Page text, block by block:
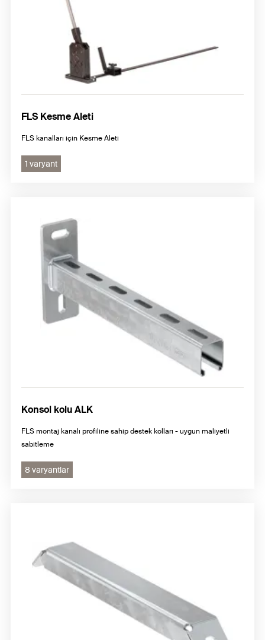
FLS Kesme Aleti
FLS kanalları için Kesme Aleti
1 varyant
Konsol kolu ALK
FLS montaj kanalı profiline sahip destek kolları - uygun maliyetli
sabitleme
8 varyantlar